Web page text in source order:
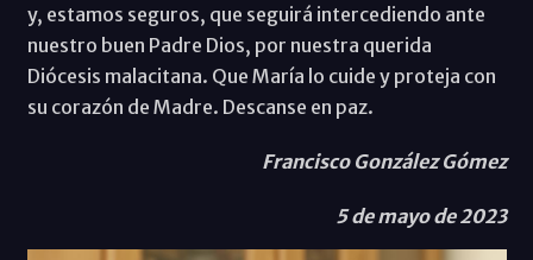
y, estamos seguros, que seguirá intercediendo ante
nuestro buen Padre Dios, por nuestra querida
Diócesis malacitana. Que María lo cuide y proteja con
su corazón de Madre. Descanse en paz.
Francisco González Gómez
5 de mayo de 2023